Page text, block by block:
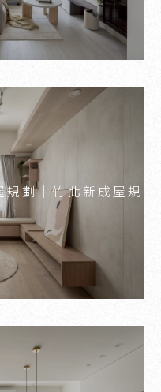
劃｜竹北新成屋規